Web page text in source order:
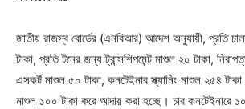
জাতীয় রাজস্ব বোর্ডের (এনবিআর) আদেশ অনুযায়ী, প্রতি
টাকা, প্রতি টনের জন্য ট্রান্সশিপমেন্ট মাশুল ২০ টাকা,
এসকর্ট মাশুল ৫০ টাকা, কনটেইনার স্ক্যানিং মাশুল ২৫৪
মাশুল ১০০ টাকা করে আদায় করা হচ্ছে। চার কনটেইনারে